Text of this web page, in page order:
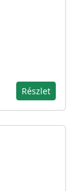
Részlet